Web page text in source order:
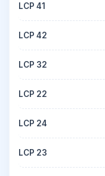
LCP 41
LCP 42
LCP 32
LCP 22
LCP 24
LCP 23